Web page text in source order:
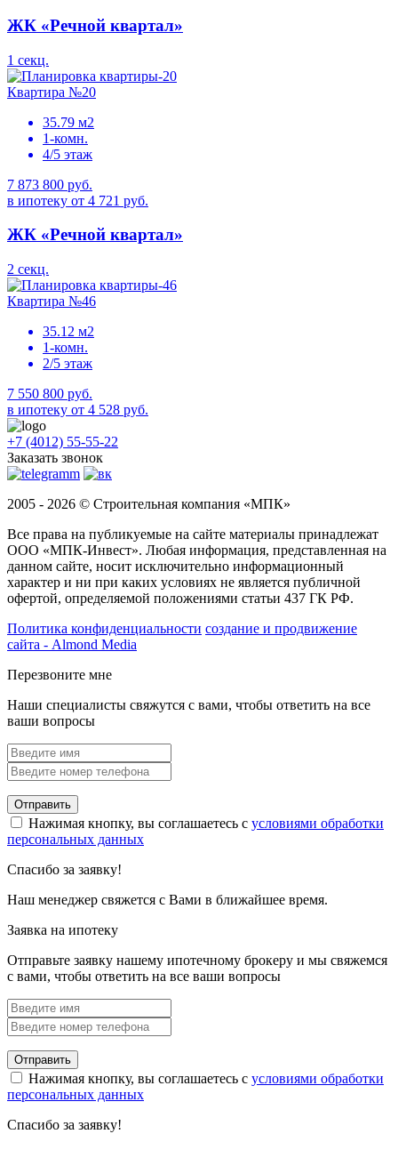
ЖК «Речной квартал»
1 секц.
Квартира №20
35.79 м2
1-комн.
4/5 этаж
7 873 800 руб.
в ипотеку от 4 721 руб.
ЖК «Речной квартал»
2 секц.
Квартира №46
35.12 м2
1-комн.
2/5 этаж
7 550 800 руб.
в ипотеку от 4 528 руб.
+7 (4012) 55-55-22
Заказать звонок
2005 - 2026 © Строительная компания «МПК»
Все права на публикуемые на сайте материалы принадлежат
ООО «МПК-Инвест». Любая информация, представленная на
данном сайте, носит исключительно информационный
характер и ни при каких условиях не является публичной
офертой, определяемой положениями статьи 437 ГК РФ.
Политика конфиденциальности создание и продвижение
сайта - Almond Media
Перезвоните мне
Наши специалисты свяжутся с вами, чтобы ответить на все
ваши вопросы
Отправить
Нажимая кнопку, вы соглашаетесь с условиями обработки
персональных данных
Спасибо за заявку!
Наш менеджер свяжется с Вами в ближайшее время.
Заявка на ипотеку
Отправьте заявку нашему ипотечному брокеру и мы свяжемся
с вами, чтобы ответить на все ваши вопросы
Отправить
Нажимая кнопку, вы соглашаетесь с условиями обработки
персональных данных
Спасибо за заявку!